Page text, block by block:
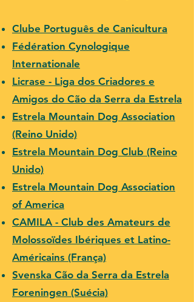
Clube Português de Canicultura
Fédération Cynologique
Internationale
Licrase - Liga dos Criadores e
Amigos do Cão da Serra da Estrela
Estrela Mountain Dog Association
(Reino Unido)
Estrela Mountain Dog Club (Reino
Unido)
Estrela Mountain Dog Association
of America
CAMILA - Club des Amateurs de
Molossoïdes Ibériques et Latino-
Américains (França)
Svenska Cão da Serra da Estrela
Foreningen (Suécia)